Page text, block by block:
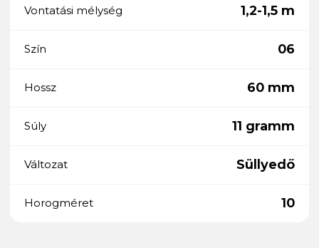
Vontatási mélység 1,2-1,5 m
Szín 06
Hossz 60 mm
Súly 11 gramm
Változat Süllyedő
Horogméret 10